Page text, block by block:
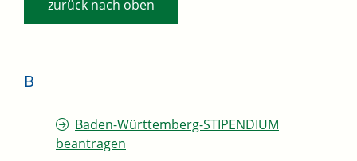
zurück nach oben
B
Baden-Württemberg-STIPENDIUM
beantragen